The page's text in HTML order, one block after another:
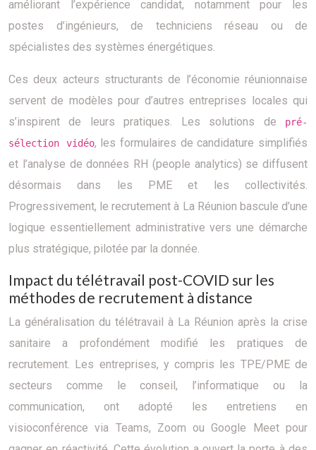
améliorant l’expérience candidat, notamment pour les
postes d’ingénieurs, de techniciens réseau ou de
spécialistes des systèmes énergétiques.
Ces deux acteurs structurants de l’économie réunionnaise
servent de modèles pour d’autres entreprises locales qui
s’inspirent de leurs pratiques. Les solutions de
pré-
sélection vidéo, les formulaires de candidature simplifiés
et l’analyse de données RH (people analytics) se diffusent
désormais dans les PME et les collectivités.
Progressivement, le recrutement à La Réunion bascule d’une
logique essentiellement administrative vers une démarche
plus stratégique, pilotée par la donnée.
Impact du télétravail post-COVID sur les
méthodes de recrutement à distance
La généralisation du télétravail à La Réunion après la crise
sanitaire a profondément modifié les pratiques de
recrutement. Les entreprises, y compris les TPE/PME de
secteurs comme le conseil, l’informatique ou la
communication, ont adopté les entretiens en
visioconférence via Teams, Zoom ou Google Meet pour